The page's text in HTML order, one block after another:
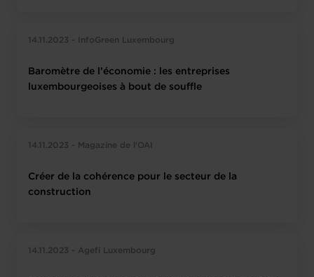
14.11.2023 - InfoGreen Luxembourg
Baromètre de l’économie : les entreprises
luxembourgeoises à bout de souffle
14.11.2023 - Magazine de l'OAI
Créer de la cohérence pour le secteur de la
construction
14.11.2023 - Agefi Luxembourg